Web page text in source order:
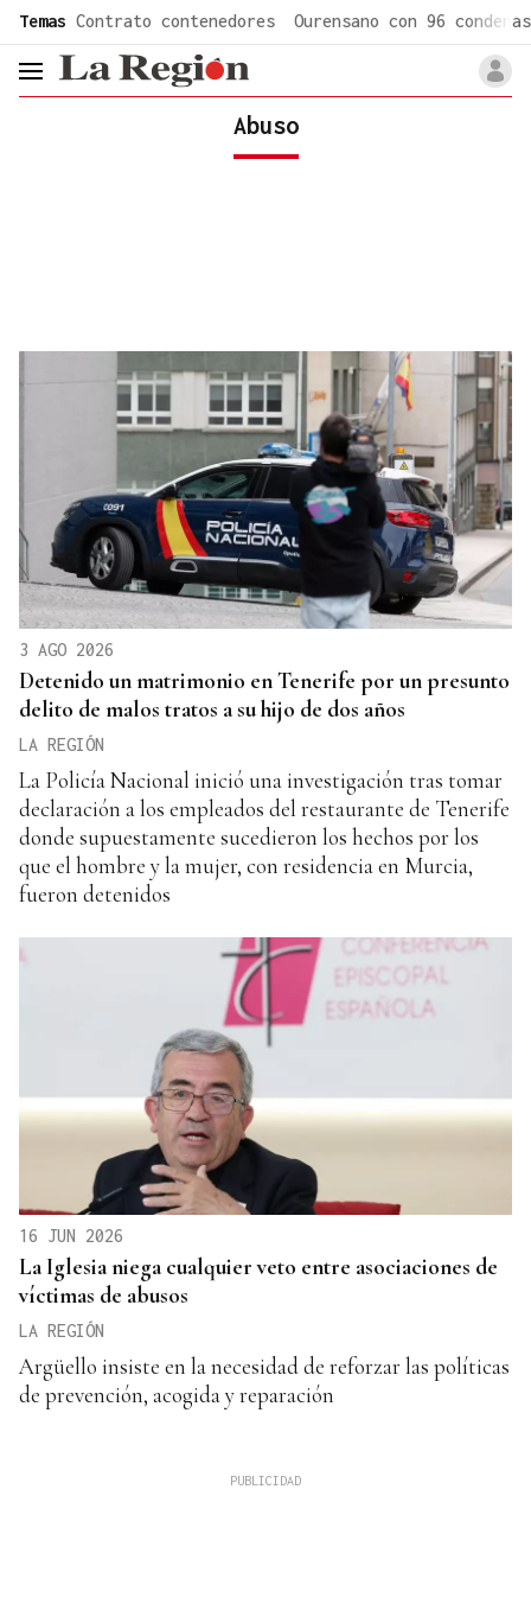
Temas Contrato contenedores Ourensano con 96 condenas
header.menu.open
Abuso
3 AGO 2026
Detenido un matrimonio en Tenerife por un presunto
delito de malos tratos a su hijo de dos años
LA REGIÓN
La Policía Nacional inició una investigación tras tomar
declaración a los empleados del restaurante de Tenerife
donde supuestamente sucedieron los hechos por los
que el hombre y la mujer, con residencia en Murcia,
fueron detenidos
16 JUN 2026
La Iglesia niega cualquier veto entre asociaciones de
víctimas de abusos
LA REGIÓN
Argüello insiste en la necesidad de reforzar las políticas
de prevención, acogida y reparación